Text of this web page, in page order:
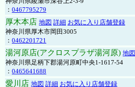
： 0467795279
厚木本店 地図 詳細 お気に入り店舗登録
神奈川県厚木市岡田3005
： 0462201721
湯河原店(アクロスプラザ湯河原) 地図
神奈川県足柄下郡湯河原町中央1-1617-54
： 0465641688
愛川店 地図 詳細 お気に入り店舗登録